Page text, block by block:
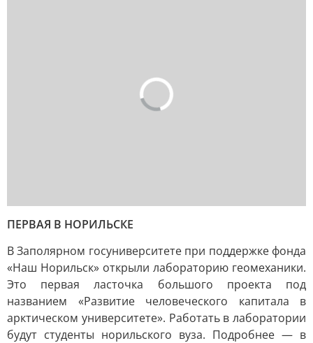
ПЕРВАЯ В НОРИЛЬСКЕ
В Заполярном госуниверситете при поддержке фонда
«Наш Норильск» открыли лабораторию геомеханики.
Это первая ласточка большого проекта под
названием «Развитие человеческого капитала в
арктическом университете». Работать в лаборатории
будут студенты норильского вуза. Подробнее — в